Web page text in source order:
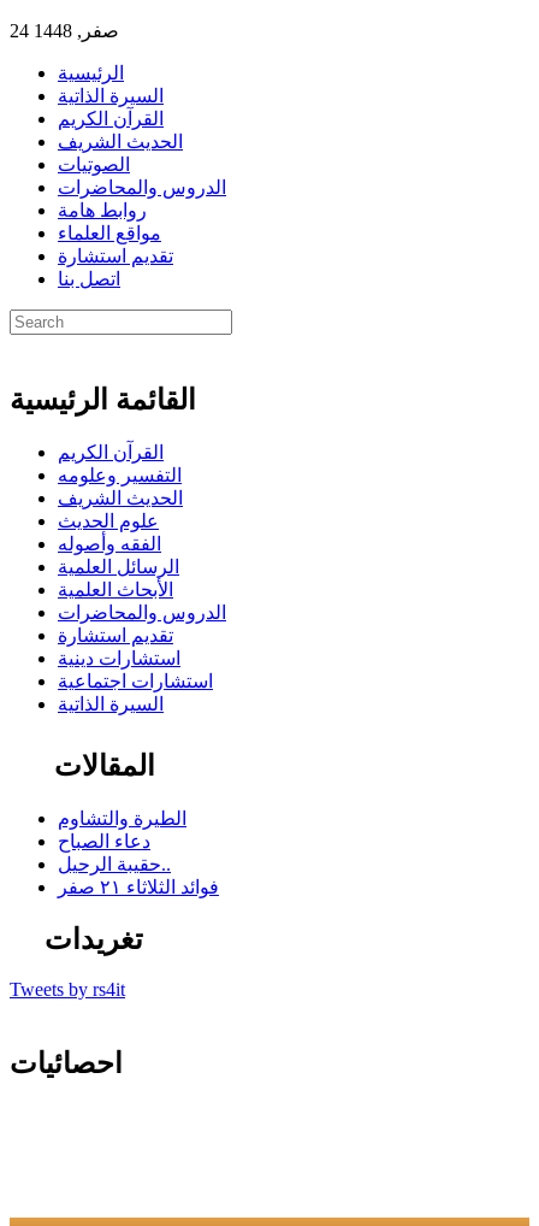
24 صفر, 1448
الرئيسية
السيرة الذاتية
القرآن الكريم
الحديث الشريف
الصوتيات
الدروس والمحاضرات
روابط هامة
مواقع العلماء
تقديم استشارة
اتصل بنا
القائمة الرئيسية
القرآن الكريم
التفسير وعلومه
الحديث الشريف
علوم الحديث
الفقه وأصوله
الرسائل العلمية
الأبحاث العلمية
الدروس والمحاضرات
تقديم استشارة
استشارات دينية
استشارات اجتماعية
السيرة الذاتية
المقالات
الطيرة والتشاوم
دعاء الصباح
حقيبة الرحيل..
فوائد الثلاثاء ٢١ صفر
تغريدات
Tweets by rs4it
احصائيات